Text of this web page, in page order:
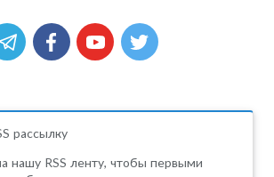
рассылку
нашу RSS ленту, чтобы первыми